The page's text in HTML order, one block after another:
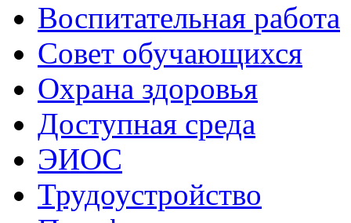
Воспитательная работа
Совет обучающихся
Охрана здоровья
Доступная среда
ЭИОС
Трудоустройство